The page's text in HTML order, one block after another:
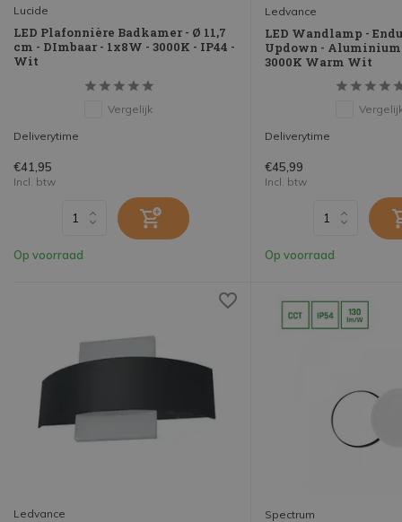
Lucide
LED Plafonnière Badkamer - Ø 11,7
cm - DImbaar - 1x8W - 3000K - IP44 -
Wit
Vergelijk
Deliverytime
€41,95
Incl. btw
Op voorraad
Ledvance
LED Wandlamp -
Updown - Aluminium
3000K Warm Wit
Deliverytime
€45,99
Incl. btw
Op voorraad
Ledvance Spectrum